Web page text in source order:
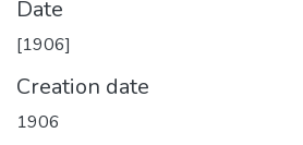
Date
[1906]
Creation date
1906